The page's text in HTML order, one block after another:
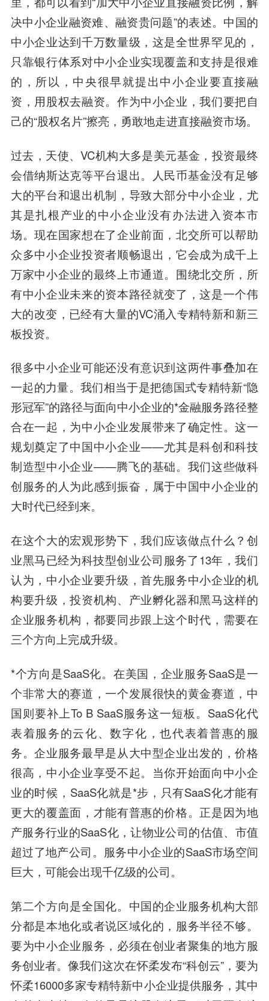
决中小企业融资难、融资贵问题”的表述。中国的
中小企业达到千万数量级，这是全世界罕见的，
只靠银行体系对中小企业实现覆盖和支持是很难
的，所以，中央很早就提出中小企业要直接融
资，用股权去融资。作为中小企业，我们要把自
己的“股权名片”擦亮，勇敢地走进直接融资市场。
过去，天使、VC机构大多是美元基金，投资最终
会借纳斯达克等平台退出。人民币基金没有足够
大的平台和退出机制，导致大部分中小企业，尤
其是扎根产业的中小企业没有办法进入资本市
场。现在国家想在了企业前面，北交所可以帮助
众多中小企业投资者顺畅退出，它会成为成千上
万家中小企业的最终上市通道。围绕北交所，所
有中小企业未来的资本路径就变了，这是一个伟
大的改变，已经有大量的VC涌入专精特新和新三
板投资。
很多中小企业可能还没有意识到这两件事叠加在
一起的力量。我们相当于是把德国式专精特新“隐
形冠军”的路径与面向中小企业的*金融服务路径整
合在一起，为中小企业发展带来了确定性。这一
规划奠定了中国中小企业——尤其是科创和科技
制造型中小企业——腾飞的基础。我们这些做科
创服务的人为此感到振奋，属于中国中小企业的
大时代已经到来。
在这个大的宏观形势下，我们应该做点什么？创
业黑马已经为科技型创业公司服务了13年，我们
认为，中小企业要升级，首先服务中小企业的机
构要升级，投资机构、产业孵化器和黑马这样的
企业服务机构，都要同步跟上这个时代，需要在
三个方向上完成升级。
*个方向是SaaS化。在美国，企业服务SaaS是一
个非常大的赛道，一个发展很快的黄金赛道，中
国则要补上To B SaaS服务这一短板。SaaS化代
表着服务的云化、数字化，也代表着普惠的服
务。企业服务最早是从大中型企业出发的，价格
很高，中小企业享受不起。当你开始面向中小企
业的时候，SaaS化就是*步，只有SaaS化才能有
更大的覆盖面，才能有普惠的价格。正是因为地
产服务行业的SaaS化，让物业公司的估值、市值
超过了地产公司。服务中小企业的SaaS市场空间
巨大，可能会出现千亿级的公司。
第二个方向是全国化。中国的企业服务机构大部
分都是本地化或者说区域化的，服务半径不够。
要为中小企业服务，必须在创业者聚集的地方服
务创业者。像我们这次在怀柔发布“科创云”，要为
怀柔16000多家专精特新中小企业提供服务，其中